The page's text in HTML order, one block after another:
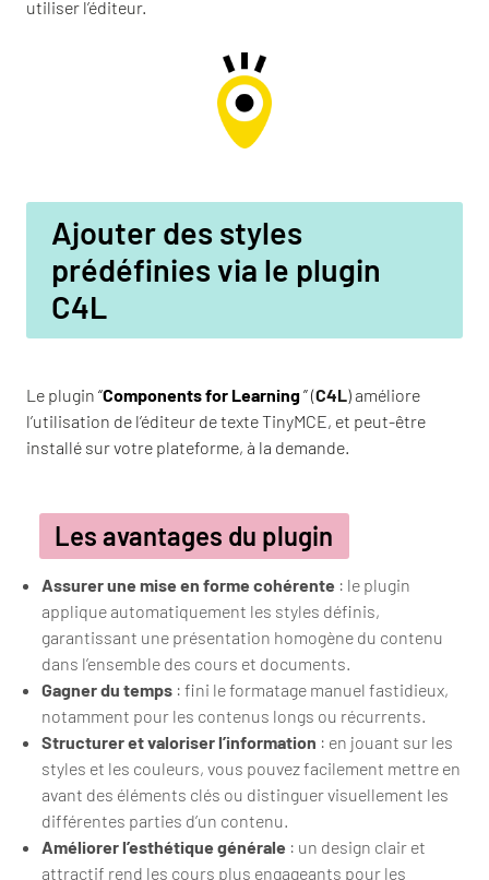
utiliser l’éditeur.
Ajouter des styles
prédéfinies via le plugin
C4L
Le plugin “Components for Learning”(C4L) améliore
l’utilisation de l’éditeur de texte TinyMCE, et peut-être
installé sur votre plateforme, à la demande.
Les avantages du plugin
Assurer une mise en forme cohérente : le plugin
applique automatiquement les styles définis,
garantissant une présentation homogène du contenu
dans l’ensemble des cours et documents.
Gagner du temps : fini le formatage manuel fastidieux,
notamment pour les contenus longs ou récurrents.
Structurer et valoriser l’information : en jouant sur les
styles et les couleurs, vous pouvez facilement mettre en
avant des éléments clés ou distinguer visuellement les
différentes parties d’un contenu.
Améliorer l’esthétique générale : un design clair et
attractif rend les cours plus engageants pour les